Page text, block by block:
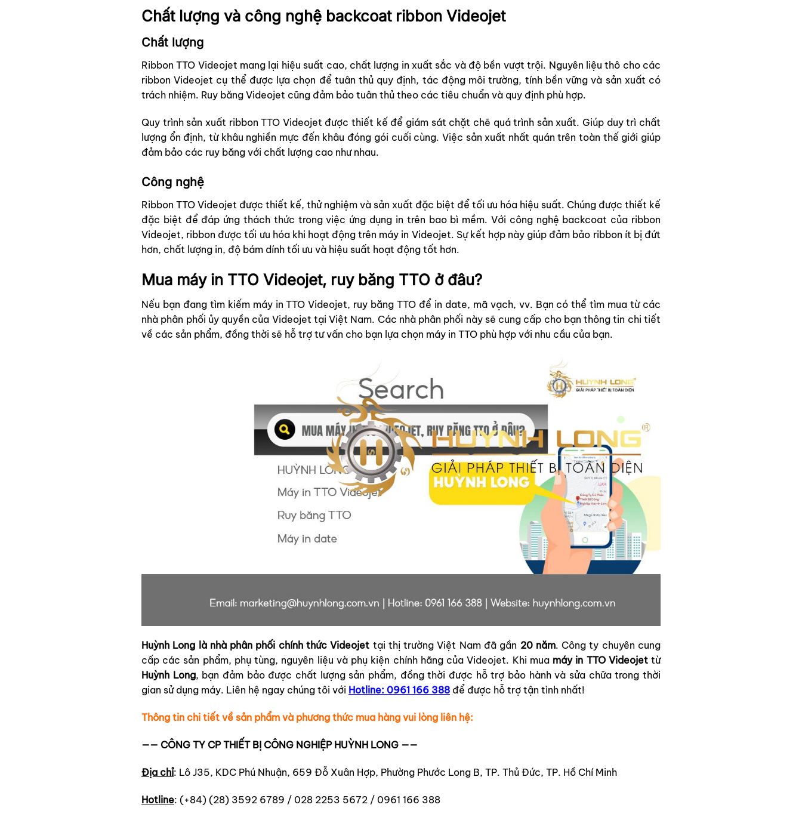
Chất lượng và công nghệ backcoat ribbon Videojet
Chất lượng
Ribbon TTO Videojet mang lại hiệu suất cao, chất lượng in xuất sắc và độ bền vượt trội. Nguyên liệu thô cho các
ribbon Videojet cụ thể được lựa chọn để tuân thủ quy định, tác động môi trường, tính bền vững và sản xuất có
trách nhiệm. Ruy băng Videojet cũng đảm bảo tuân thủ theo các tiêu chuẩn và quy định phù hợp.
Quy trình sản xuất ribbon TTO Videojet được thiết kế để giám sát chặt chẽ quá trình sản xuất. Giúp duy trì chất
lượng ổn định, từ khâu nghiền mực đến khâu đóng gói cuối cùng. Việc sản xuất nhất quán trên toàn thế giới giúp
đảm bảo các ruy băng với chất lượng cao như nhau.
Công nghệ
Ribbon TTO Videojet được thiết kế, thử nghiệm và sản xuất đặc biệt để tối ưu hóa hiệu suất. Chúng được thiết kế
đặc biệt để đáp ứng thách thức trong việc ứng dụng in trên bao bì mềm. Với công nghệ backcoat của ribbon
Videojet, ribbon được tối ưu hóa khi hoạt động trên máy in Videojet. Sự kết hợp này giúp đảm bảo ribbon ít bị đứt
hơn, chất lượng in, độ bám dính tối ưu và hiệu suất hoạt động tốt hơn.
Mua máy in TTO Videojet, ruy băng TTO ở đâu?
Nếu bạn đang tìm kiếm máy in TTO Videojet, ruy băng TTO để in date, mã vạch, vv. Bạn có thể tìm mua từ các
nhà phân phối ủy quyền của Videojet tại Việt Nam. Các nhà phân phối này sẽ cung cấp cho bạn thông tin chi tiết
về các sản phẩm, đồng thời sẽ hỗ trợ tư vấn cho bạn lựa chọn máy in TTO phù hợp với nhu cầu của bạn.
Huỳnh Long là nhà phân phối chính thức Videojet tại thị trường Việt Nam đã gần 20 năm. Công ty chuyên cung
cấp các sản phẩm, phụ tùng, nguyên liệu và phụ kiện chính hãng của Videojet. Khi mua máy in TTO Videojettừ
Huỳnh Long, bạn đảm bảo được chất lượng sản phẩm, đồng thời được hỗ trợ bảo hành và sửa chữa trong thời
gian sử dụng máy. Liên hệ ngay chúng tôi với Hotline: 0961 166 388 để được hỗ trợ tận tình nhất!
Thông tin chi tiết về sản phẩm và phương thức mua hàng vui lòng liên hệ:
—— CÔNG TY CP THIẾT BỊ CÔNG NGHIỆP HUỲNH LONG ——
Địa chỉ: Lô J35, KDC Phú Nhuận, 659 Đỗ Xuân Hợp, Phường Phước Long B, TP. Thủ Đức, TP. Hồ Chí Minh
Hotline: (+84) (28) 3592 6789 / 028 2253 5672 / 0961 166 388